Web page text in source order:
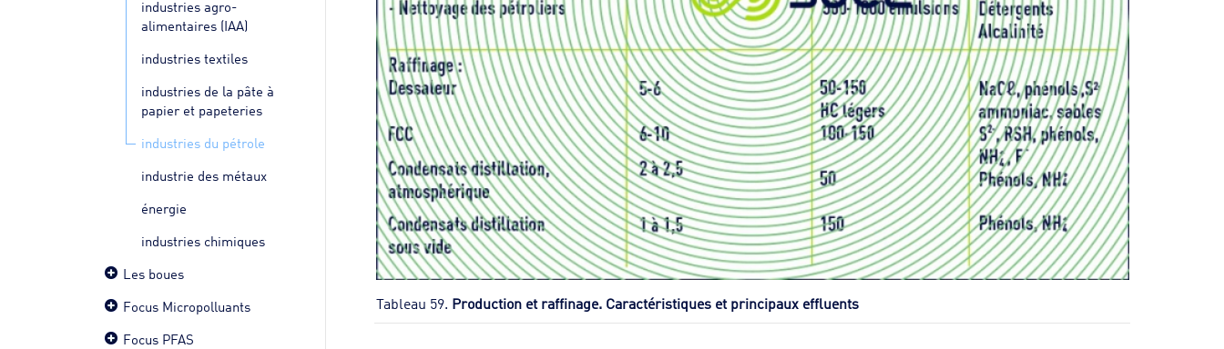
industries agro-
alimentaires (IAA)
industries textiles
industries de la pâte à
papier et papeteries
industries du pétrole
industrie des métaux
énergie
industries chimiques
Les boues
Focus Micropolluants
Focus PFAS
Tableau 59. Production et raffinage. Caractéristiques et principaux effluents